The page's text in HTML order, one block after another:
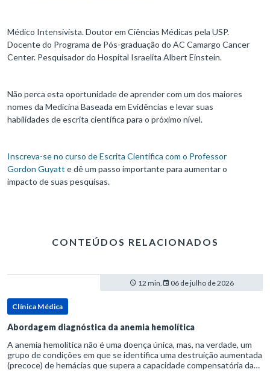
Médico Intensivista. Doutor em Ciências Médicas pela USP.
Docente do Programa de Pós-graduação do AC Camargo Cancer
Center. Pesquisador do Hospital Israelita Albert Einstein.
Não perca esta oportunidade de aprender com um dos maiores
nomes da Medicina Baseada em Evidências e levar suas
habilidades de escrita científica para o próximo nível.
Inscreva-se no curso de Escrita Científica com o Professor
Gordon Guyatt e dê um passo importante para aumentar o
impacto de suas pesquisas.
CONTEÚDOS RELACIONADOS
12 min. 06 de julho de 2026
Clínica Médica
Abordagem diagnóstica da anemia hemolítica
A anemia hemolítica não é uma doença única, mas, na verdade, um
grupo de condições em que se identifica uma destruição aumentada
(precoce) de hemácias que supera a capacidade compensatória da